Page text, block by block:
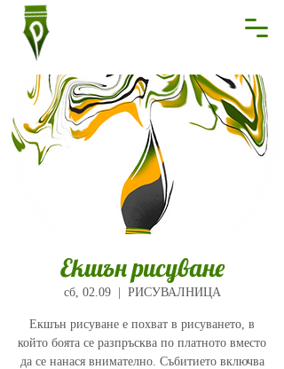
Екшън рисуване
сб, 02.09
  |
РИСУВАЛНИЦА
Екшън рисуване е похват в рисуването, в
който боята се разпръсква по платното вместо
да се нанася внимателно. Събитието включва